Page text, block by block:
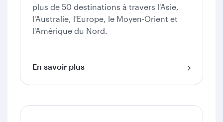
plus de 50 destinations à travers l'Asie,
l'Australie, l'Europe, le Moyen-Orient et
l'Amérique du Nord.
En savoir plus